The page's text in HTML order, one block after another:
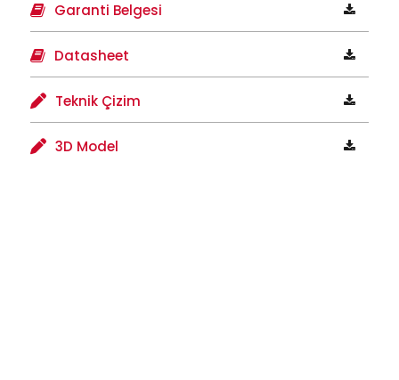
Garanti Belgesi
Datasheet
Teknik Çizim
3D Model